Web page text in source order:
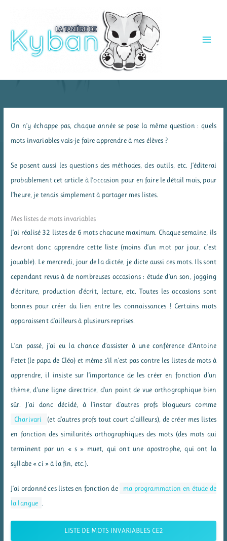
contenu
On n’y échappe pas, chaque année se pose la même question : quels
mots invariables vais-je faire apprendre à mes élèves ?
Se posent aussi les questions des méthodes, des outils, etc. J’éditerai
probablement cet article à l’occasion pour en faire le détail mais, pour
l’heure, je tenais simplement à partager mes listes.
Mes listes de mots invariables
J’ai réalisé 32 listes de 6 mots chacune maximum. Chaque semaine, ils
devront donc apprendre cette liste (moins d’un mot par jour, c’est
jouable). Le mercredi, jour de la dictée, je dicte aussi ces mots. Ils sont
cependant revus à de nombreuses occasions : étude d’un son, jogging
d’écriture, production d’écrit, lecture, etc. Toutes les occasions sont
bonnes pour créer du lien entre les connaissances ! Certains mots
apparaissent d’ailleurs à plusieurs reprises.
L’an passé, j’ai eu la chance d’assister à une conférence d’Antoine
Fetet (le papa de Cléo) et même s’il n’est pas contre les listes de mots à
apprendre, il insiste sur l’importance de les créer en fonction d’un
thème, d’une ligne directrice, d’un point de vue orthographique bien
sûr. J’ai donc décidé, à l’instar d’autres profs blogueurs comme
Charivari
(et d’autres profs tout court d’ailleurs), de créer mes listes
en fonction des similarités orthographiques des mots (des mots qui
terminent par un « s » muet, qui ont une apostrophe, qui ont la
syllabe « ci » à la fin, etc.).
J’ai ordonné ces listes en fonction de
ma programmation en étude de
la langue
LISTE DE MOTS INVARIABLES CE2